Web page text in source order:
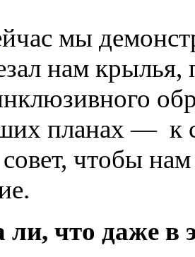
мы
нам крылья,
планах — к
чтобы
что даже в